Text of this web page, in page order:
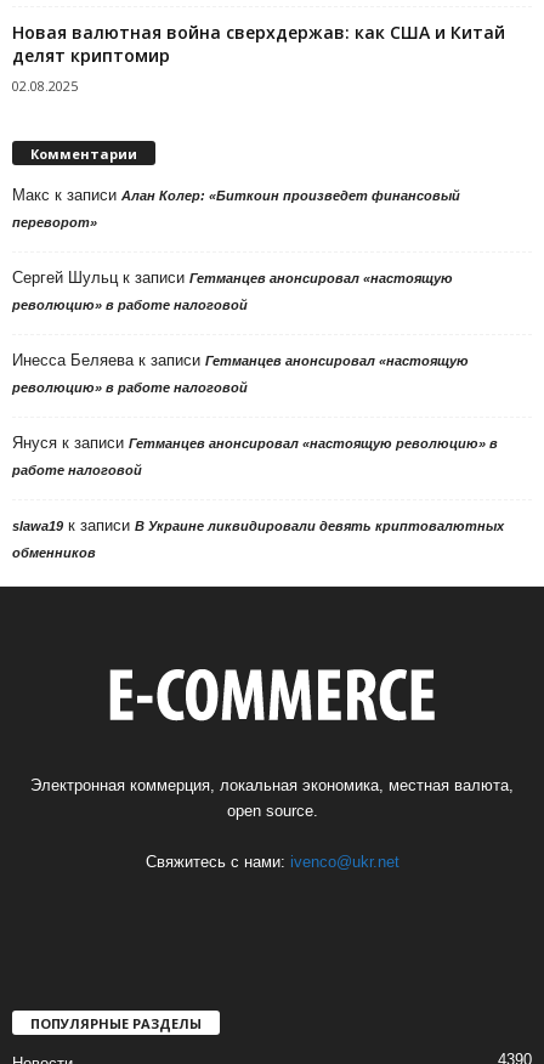
Новая валютная война сверхдержав: как США и Китай
делят криптомир
02.08.2025
Комментарии
Макс к записи Алан Колер: «Биткоин произведет финансовый
переворот»
Сергей Шульцк записи Гетманцев анонсировал «настоящую
революцию» в работе налоговой
Инесса Беляевак записи Гетманцев анонсировал «настоящую
революцию» в работе налоговой
Януся к записи Гетманцев анонсировал «настоящую революцию» в
работе налоговой
slawa19 к записи В Украине ликвидировали девять криптовалютных
обменников
Электронная коммерция, локальная экономика, местная валюта,
open source.
Свяжитесь с нами: ivenco@ukr.net
ПОПУЛЯРНЫЕ РАЗДЕЛЫ
4390